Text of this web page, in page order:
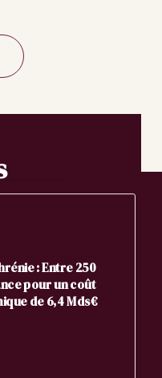
: Entre 250
pour un coût
de 6,4 Mds€